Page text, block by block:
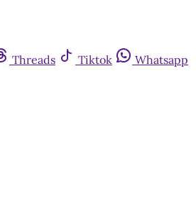
Threads Tiktok
Whatsapp